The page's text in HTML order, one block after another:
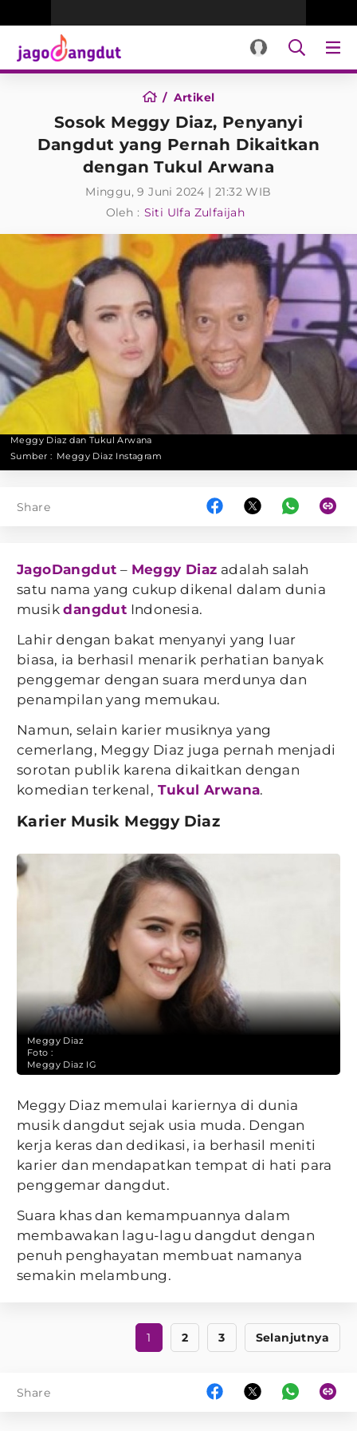
Artikel
Sosok Meggy Diaz, Penyanyi
Dangdut yang Pernah Dikaitkan
dengan Tukul Arwana
Minggu, 9 Juni 2024 | 21:32 WIB
Oleh : Siti Ulfa Zulfaijah
Meggy Diaz dan Tukul Arwana
Sumber : Meggy Diaz Instagram
Share
JagoDangdut – Meggy Diaz adalah salah
satu nama yang cukup dikenal dalam dunia
musikdangdut Indonesia.
Lahir dengan bakat menyanyi yang luar
biasa, ia berhasil menarik perhatian banyak
penggemar dengan suara merdunya dan
penampilan yang memukau.
Namun, selain karier musiknya yang
cemerlang, Meggy Diaz juga pernah menjadi
sorotan publik karena dikaitkan dengan
komedian terkenal, Tukul Arwana.
Karier Musik Meggy Diaz
Meggy Diaz
Foto :
Meggy Diaz IG
Meggy Diaz memulai kariernya di dunia
musik dangdut sejak usia muda. Dengan
kerja keras dan dedikasi, ia berhasil meniti
karier dan mendapatkan tempat di hati para
penggemar dangdut.
Suara khas dan kemampuannya dalam
membawakan lagu-lagu dangdut dengan
penuh penghayatan membuat namanya
semakin melambung.
1 2 3 Selanjutnya
Share